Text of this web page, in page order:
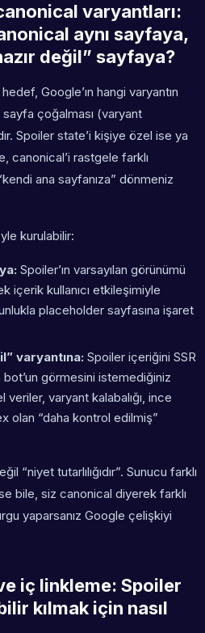
varyantları:
aynı sayfaya,
değil” sayfaya?
Google’ın hangi varyantın
sayfa çoğalması (varyant
Spoiler state’i kişiye özel ise ya
canonical’i rastgele farklı
ana sayfanıza” dönmeniz
kurulabilir:
Spoiler’ın varsayılan görünümü
içerik kullanıcı etkileşimiyle
placeholder sayfasına işaret
varyantına: Spoiler içeriğini SSR
görmesini istemediğiniz
varyant kalabalığı, ince
olan “daha kontrol edilmiş”
“niyet tutarlılığıdır”. Sunucu farklı
bile, siz canonical diyerek farklı
yaparsanız Google çelişkiyi
iç linkleme: Spoiler
kılmak için nasıl